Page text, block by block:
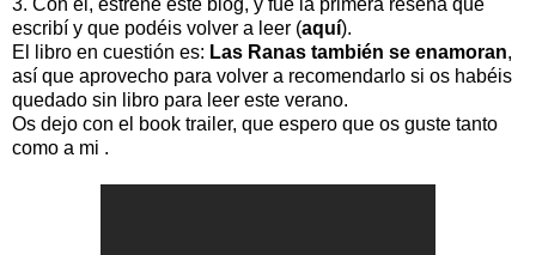
escribí y que podéis volver a leer (aquí).
El libro en cuestión es: Las Ranas también se enamoran,
así que aprovecho para volver a recomendarlo si os habéis
quedado sin libro para leer este verano.
Os dejo con el book trailer, que espero que os guste tanto
como a mi .